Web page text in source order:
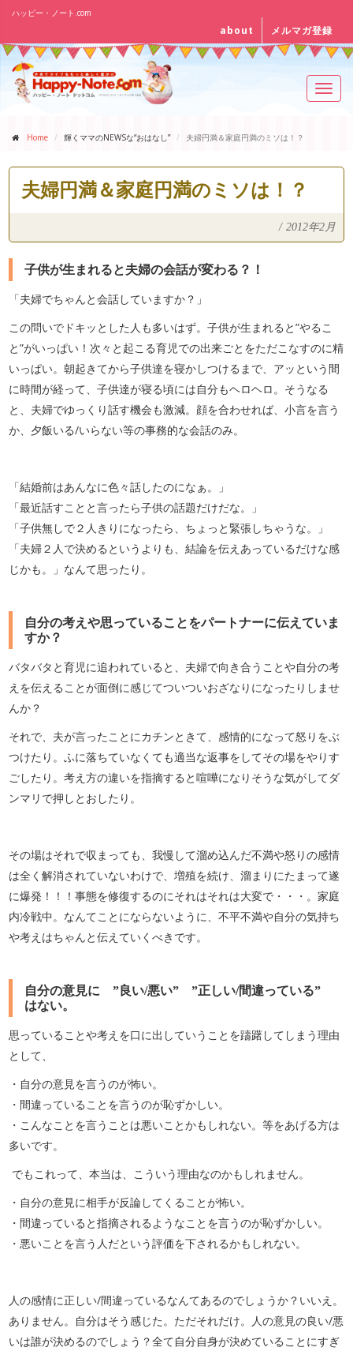
ハッピー・ノート.com
about メルマガ登録
Home 輝くママのNEWSな“おはなし” 夫婦円満＆家庭円満のミソは！？
夫婦円満＆家庭円満のミソは！？
/ 2012年2月
子供が生まれると夫婦の会話が変わる？！
「夫婦でちゃんと会話していますか？」
この問いでドキッとした人も多いはず。子供が生まれると”やるこ
と”がいっぱい！次々と起こる育児での出来ごとをただこなすのに精
いっぱい。朝起きてから子供達を寝かしつけるまで、アッという間
に時間が経って、子供達が寝る頃には自分もヘロヘロ。そうなる
と、夫婦でゆっくり話す機会も激減。顔を合わせれば、小言を言う
か、夕飯いる/いらない等の事務的な会話のみ。
「結婚前はあんなに色々話したのになぁ。」
「最近話すことと言ったら子供の話題だけだな。」
「子供無しで２人きりになったら、ちょっと緊張しちゃうな。」
「夫婦２人で決めるというよりも、結論を伝えあっているだけな感
じかも。」なんて思ったり。
自分の考えや思っていることをパートナーに伝えていま
すか？
バタバタと育児に追われていると、夫婦で向き合うことや自分の考
えを伝えることが面倒に感じてついついおざなりになったりしませ
んか？
それで、夫が言ったことにカチンときて、感情的になって怒りをぶ
つけたり。ふに落ちていなくても適当な返事をしてその場をやりす
ごしたり。考え方の違いを指摘すると喧嘩になりそうな気がしてダ
ンマリで押しとおしたり。
その場はそれで収まっても、我慢して溜め込んだ不満や怒りの感情
は全く解消されていないわけで、増殖を続け、溜まりにたまって遂
に爆発！！！事態を修復するのにそれはそれは大変で・・・。家庭
内冷戦中。なんてことにならないように、不平不満や自分の気持ち
や考えはちゃんと伝えていくべきです。
自分の意見に ”良い/悪い” ”正しい/間違っている”
はない。
思っていることや考えを口に出していうことを躊躇してしまう理由
として、
・自分の意見を言うのが怖い。
・間違っていることを言うのが恥ずかしい。
・こんなことを言うことは悪いことかもしれない。等をあげる方は
多いです。
でもこれって、本当は、こういう理由なのかもしれません。
・自分の意見に相手が反論してくることが怖い。
・間違っていると指摘されるようなことを言うのが恥ずかしい。
・悪いことを言う人だという評価を下されるかもしれない。
人の感情に正しい/間違っているなんてあるのでしょうか？いいえ。
ありません。自分はそう感じた。ただそれだけ。人の意見の良い/悪
いは誰が決めるのでしょう？全て自分自身が決めていることにすぎ